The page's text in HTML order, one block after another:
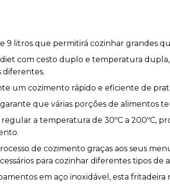
9 litros que permitirá cozinhar grandes
com cesto duplo e temperatura
diferentes.
um cozimento rápido e eficiente de
que várias porções de alimentos
regular a temperatura de 30ºC a 200ºC,
de cozimento graças aos seus
para cozinhar diferentes tipos de
em aço inoxidável, esta